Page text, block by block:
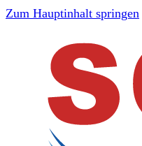
Zum Hauptinhalt springen